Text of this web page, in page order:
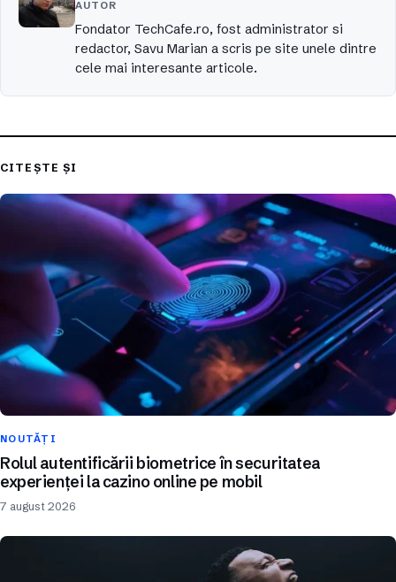
AUTOR
Fondator TechCafe.ro, fost administrator si
redactor, Savu Marian a scris pe site unele dintre
cele mai interesante articole.
CITEȘTE ȘI
NOUTĂȚI
Rolul autentificării biometrice în securitatea
experienței la cazino online pe mobil
7 august 2026